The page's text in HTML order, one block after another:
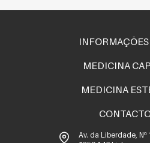
MEDICINA
MEDICINA
Av. da Liberdade, Nº